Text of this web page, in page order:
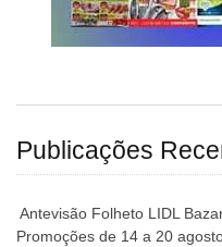
Publicações
Antevisão Folheto LIDL
Promoções de 14 a 20